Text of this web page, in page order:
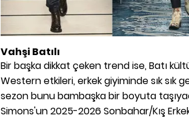
Vahşi Batılı
Bir başka dikkat çeken trend ise, Batı
Western etkileri, erkek giyiminde sık sık
sezon bunu bambaşka bir boyuta
Simons'un 2025-2026 Sonbahar/Kış